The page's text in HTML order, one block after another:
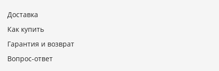
Доставка
Как купить
Гарантия и возврат
Вопрос-ответ